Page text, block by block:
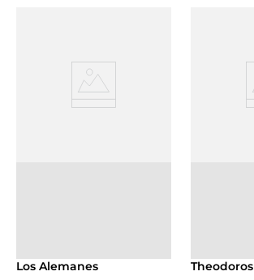
Los Alemanes Theodoros